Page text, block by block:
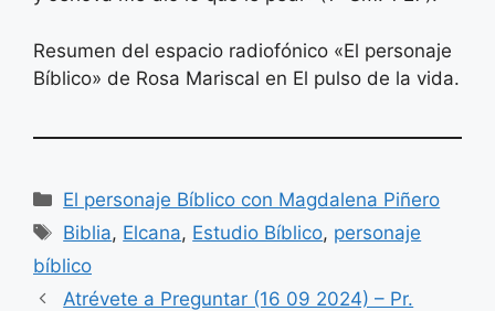
Resumen del espacio radiofónico «El personaje
Bíblico» de Rosa Mariscal en El pulso de la vida.
Categorías
El personaje Bíblico con Magdalena Piñero
Etiquetas
Biblia, Elcana, Estudio Bíblico, personaje
bíblico
Atrévete a Preguntar (16 09 2024) – Pr.